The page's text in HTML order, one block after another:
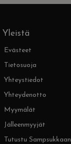
Yleistä
Evästeet
Tietosuoja
Yhteystiedot
Yhteydenotto
Myymälät
Jälleenmyyjät
Tutustu Sampsukkaan